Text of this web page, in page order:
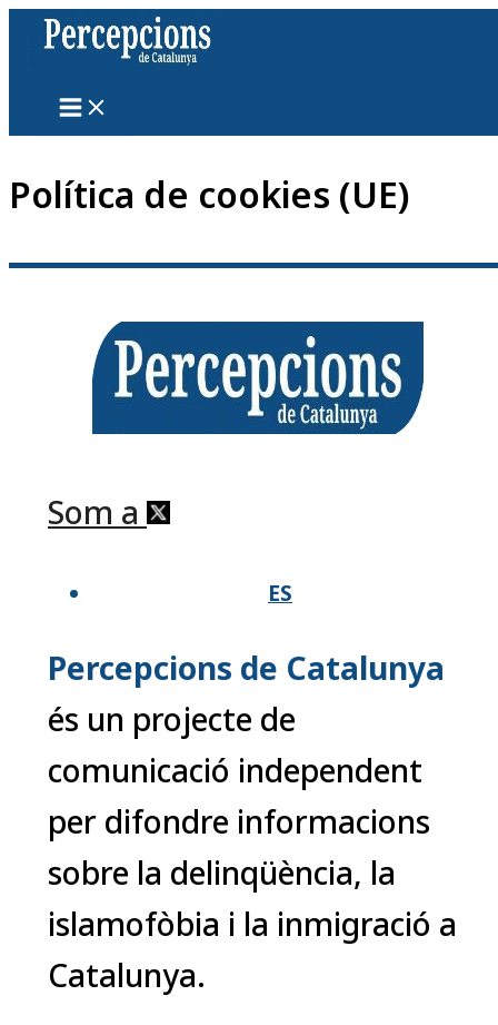
Vés
contingut
Política de cookies (UE)
Som a
ES
Percepcions de Catalunya
és un projecte de
comunicació independent
per difondre informacions
sobre la delinqüència, la
islamofòbia i la inmigració a
Catalunya.